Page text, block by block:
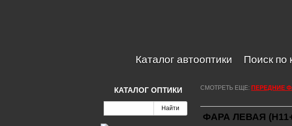
Каталог автооптики Поиск по
СМОТРЕТЬ ЕЩЕ: ПЕРЕДНИЕ
ФАРА ЛЕВАЯ
КАТАЛОГ ОПТИКИ